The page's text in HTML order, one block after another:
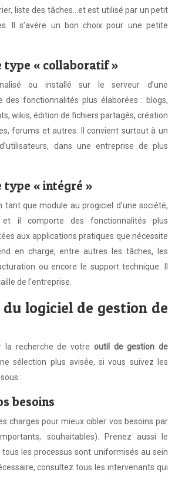
liste des tâches…et est utilisé par un petit
Il s’avère un bon choix pour une petite
type « collaboratif »
ou installé sur le serveur d’une
des fonctionnalités plus élaborées : blogs,
wikis, édition de fichiers partagés, création
forums et autres. Il convient surtout à un
dans une entreprise de plus
type « intégré »
tant que module au progiciel d’une société,
il comporte des fonctionnalités plus
aux applications pratiques que nécessite
en charge, entre autres les tâches, les
ou encore le support technique. Il
de l’entreprise.
logiciel de gestion de
la recherche de votre outil de gestion de
sélection plus avisée, si vous suivez les
:
besoins
charges pour mieux cibler vos besoins par
souhaitables). Prenez aussi le
les processus sont uniformisés au sein
consultez tous les intervenants qui